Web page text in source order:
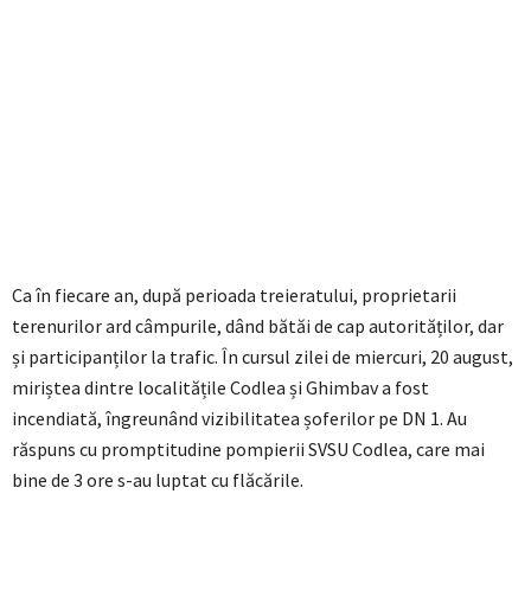
Ca în fiecare an, după perioada treieratului, proprietarii
terenurilor ard câmpurile, dând bătăi de cap autorităților, dar
și participanților la trafic. În cursul zilei de miercuri, 20 august,
miriștea dintre localitățile Codlea și Ghimbav a fost
incendiată, îngreunând vizibilitatea șoferilor pe DN 1. Au
răspuns cu promptitudine pompierii SVSU Codlea, care mai
bine de 3 ore s-au luptat cu flăcările.